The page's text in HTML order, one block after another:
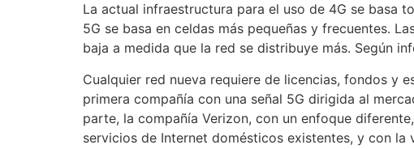
La actual infraestructura para el uso de 4G se basa
5G se basa en celdas más pequeñas y frecuentes.
baja a medida que la red se distribuye más. Según
Cualquier red nueva requiere de licencias, fondos y
primera compañía con una señal 5G dirigida al
parte, la compañía Verizon, con un enfoque
servicios de Internet domésticos existentes, y con